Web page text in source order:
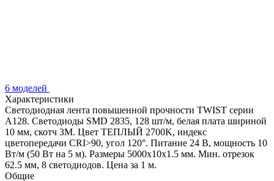
6 моделей
Характеристики
Светодиодная лента повышенной прочности TWIST серии
A128. Светодиоды SMD 2835, 128 шт/м, белая плата шириной
10 мм, скотч 3M. Цвет ТЕПЛЫЙ 2700K, индекс
цветопередачи CRI>90, угол 120°. Питание 24 В, мощность 10
Вт/м (50 Вт на 5 м). Размеры 5000x10x1.5 мм. Мин. отрезок
62.5 мм, 8 светодиодов. Цена за 1 м.
Общие